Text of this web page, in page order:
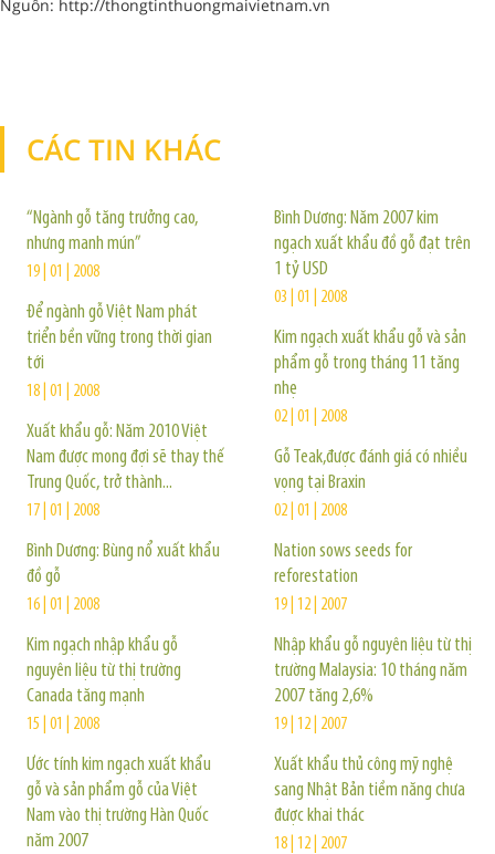
Nguồn: http://thongtinthuongmaivietnam.vn
CÁC TIN KHÁC
“Ngành gỗ tăng trưởng cao,
nhưng manh mún”
19 | 01 | 2008
Để ngành gỗ Việt Nam phát
triển bền vững trong thời gian
tới
18 | 01 | 2008
Xuất khẩu gỗ: Năm 2010 Việt
Nam được mong đợi sẽ thay thế
Trung Quốc, trở thành...
17 | 01 | 2008
Bình Dương: Bùng nổ xuất khẩu
đồ gỗ
16 | 01 | 2008
Kim ngạch nhập khẩu gỗ
nguyên liệu từ thị trường
Canada tăng mạnh
15 | 01 | 2008
Ước tính kim ngạch xuất khẩu
gỗ và sản phẩm gỗ của Việt
Nam vào thị trường Hàn Quốc
năm 2007
Bình Dương: Năm 2007 kim
ngạch xuất khẩu đồ gỗ đạt trên
1 tỷ USD
03 | 01 | 2008
Kim ngạch xuất khẩu gỗ và sản
phẩm gỗ trong tháng 11 tăng
nhẹ
02 | 01 | 2008
Gỗ Teak,được đánh giá có nhiều
vọng tại Braxin
02 | 01 | 2008
Nation sows seeds for
reforestation
19 | 12 | 2007
Nhập khẩu gỗ nguyên liệu từ thị
trường Malaysia: 10 tháng năm
2007 tăng 2,6%
19 | 12 | 2007
Xuất khẩu thủ công mỹ nghệ
sang Nhật Bản tiềm năng chưa
được khai thác
18 | 12 | 2007